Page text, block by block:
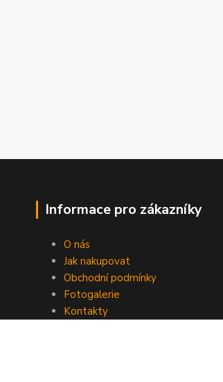
Informace pro zákazníky
O nás
Jak nakupovat
Obchodní podmínky
Fotogalerie
Kontakty